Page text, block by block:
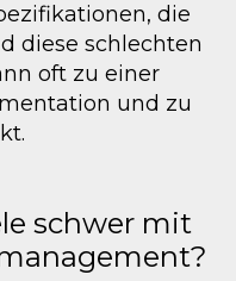
die
diese schlechten
oft zu einer
und zu
schwer mit